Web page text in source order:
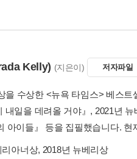
Kelly) (지은이) 저자파일
을 수상한 <뉴욕 타임스> 베스
내일을 데려올 거야』, 2021년
아이들』 등을 집필했습니다.
아너상, 2018년 뉴베리상